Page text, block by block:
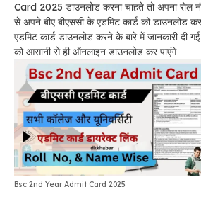
Card 2025 डाउनलोड करना चाहते तो अपना रोल
से अपने बीए बीएससी के एडमिट कार्ड को डाउनलोड
एडमिट कार्ड डाउनलोड करने के बारे में जानकारी
को आसानी से ही ऑनलाइन डाउनलोड कर पाएंगे
Bsc 2nd Year Admit Card 2025